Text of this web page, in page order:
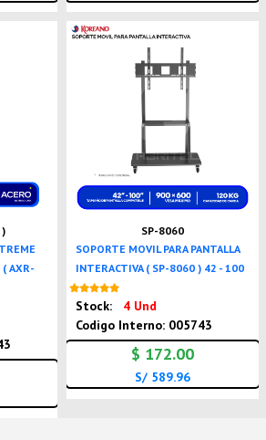
( AXR-
SP-8060
SOPORTE MOVIL PARA PANTALLA
INTERACTIVA ( SP-8060 ) 42 - 100
Stock:
4 Und
Codigo Interno: 005743
$ 172.00
S/ 589.96